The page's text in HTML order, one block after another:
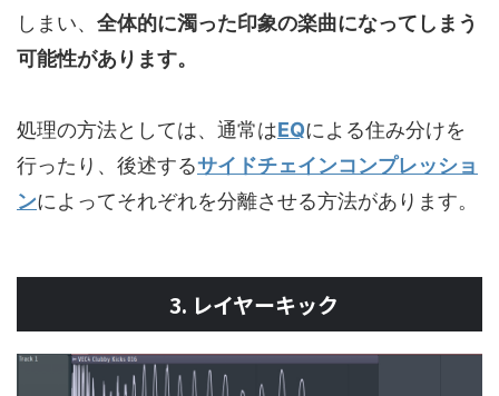
しまい、 全体的に濁った印象の楽曲になってしまう
可能性があります。
処理の方法としては、通常はEQによる住み分けを
行ったり、後述するサイドチェインコンプレッショ
ンによってそれぞれを分離させる方法があります。
3. レイヤーキック